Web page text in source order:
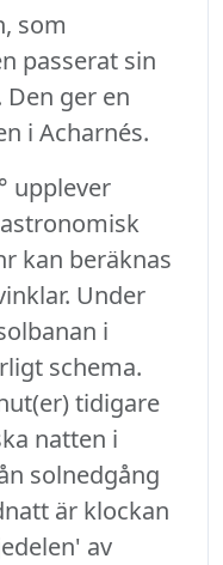
som
passerat sin
ger en
i Acharnés.
upplever
kan beräknas
Under
i
schema.
tidigare
natten i
solnedgång
är klockan
av